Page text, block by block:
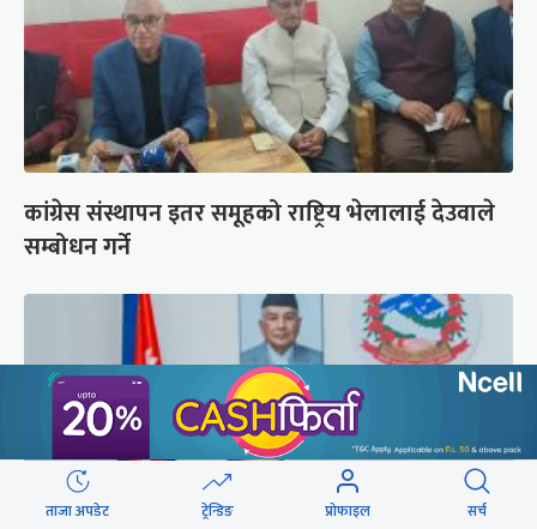
कांग्रेस संस्थापन इतर समूहको राष्ट्रिय भेलालाई देउवाले
सम्बोधन गर्ने
ताजा अपडेट ट्रेन्डिङ प्रोफाइल सर्च